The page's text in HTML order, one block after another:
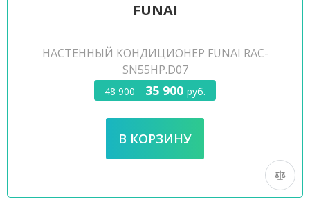
FUNAI
НАСТЕННЫЙ КОНДИЦИОНЕР FUNAI RAC-
SN55HP.D07
48 900 35 900 руб.